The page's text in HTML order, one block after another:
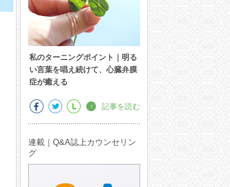
私のターニングポイント｜明る
い言葉を唱え続けて、心臓弁膜
症が癒える
記事を読む
連載｜Q&A誌上カウンセリン
グ